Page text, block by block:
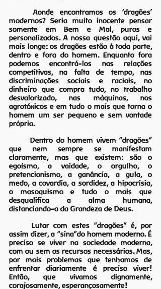
modernos? Seria muito inocente pensar
somente em Bem e Mal, puros e
personalizados. A nossa questão aqui, vai
mais longe: os dragões estão à toda parte,
dentro e fora do homem. Enquanto fora
podemos encontrá-los nas relações
competitivas, na falta de tempo, nas
discriminações sociais e raciais, no
dinheiro que compra tudo, no trabalho
desvalorizado, nas máquinas, nos
agrotóxicos e em tudo o mais que torna o
homem um ser pequeno e sem vontade
própria.
	Dentro do homem vivem “dragões”
que nem sempre se manifestam
claramente, mas que existem: são o
egoísmo, a vaidade, o orgulho, o
pretencionismo, a ganância, a gula, o
medo, a covardia, a sordidez, a hipocrisia,
o masoquismo e tudo o mais que
desqualifica a alma humana,
distanciando-a da Grandeza de Deus.
assim dizer, a “sina”do homem moderno. É
preciso se viver na sociedade moderna,
com ou sem os recursos necessários. Mas,
por mais problemas que tenhamos de
enfrentar diariamente é preciso viver!
Então, que vivamos dignamente,
corajosamente, esperançosamente!